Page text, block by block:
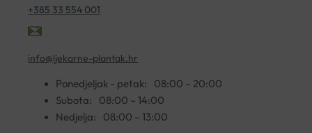
+385 33 554 001
info@ljekarne-plantak.hr
Ponedjeljak - petak:
08:00 – 20:00
Subota:
08:00 – 14:00
Nedjelja:
08:00 – 13:00